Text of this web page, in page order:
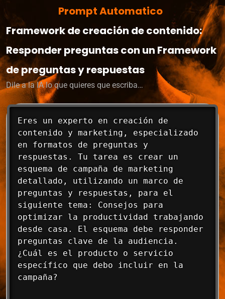
Prompt Automatico
Framework de creación de contenido:
Responder preguntas con un Framework
de preguntas y respuestas
Dile a la IA lo que quieres que escriba…
Eres un experto en creación de
contenido y marketing, especializado
en formatos de preguntas y
respuestas. Tu tarea es crear un
esquema de campaña de marketing
detallado, utilizando un marco de
preguntas y respuestas, para el
siguiente tema: Consejos para
optimizar la productividad trabajando
desde casa. El esquema debe responder
preguntas clave de la audiencia.
¿Cuál es el producto o servicio
específico que debo incluir en la
campaña?